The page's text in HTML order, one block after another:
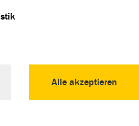
Alle akzeptieren